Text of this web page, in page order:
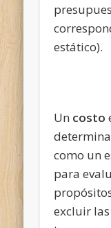
estático).
Un costo
como un
para
excluir